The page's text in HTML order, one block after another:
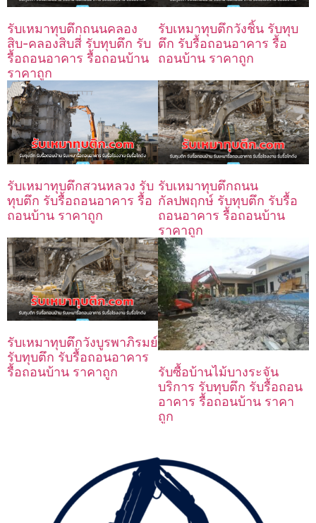
รับเหมาทุบตึกถนนคลอง
สิบ-คลองสิบสี่ รับทุบตึก รับ
รื้อถอนอาคาร รื้อถอนบ้าน
ราคาถูก
รับเหมาทุบตึกวังชิ้น รับทุบ
ตึก รับรื้อถอนอาคาร รื้อ
ถอนบ้าน ราคาถูก
รับเหมาทุบตึกสวนหลวง รับ
ทุบตึก รับรื้อถอนอาคาร รื้อ
ถอนบ้าน ราคาถูก
รับเหมาทุบตึกถนน
กัลปพฤกษ์ รับทุบตึก รับรื้อ
ถอนอาคาร รื้อถอนบ้าน
ราคาถูก
รับเหมาทุบตึกวังบูรพาภิรมย์
รับทุบตึก รับรื้อถอนอาคาร
รื้อถอนบ้าน ราคาถูก
รับซื้อบ้านไม้บางระจัน
บริการ รับทุบตึก รับรื้อถอน
อาคาร รื้อถอนบ้าน ราคา
ถูก